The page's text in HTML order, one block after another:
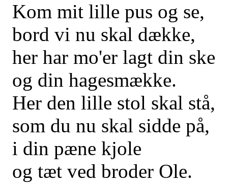
Kom mit lille pus og se,
bord vi nu skal dække,
her har mo'er lagt din ske
og din hagesmække.
Her den lille stol skal stå,
som du nu skal sidde på,
i din pæne kjole
og tæt ved broder Ole.